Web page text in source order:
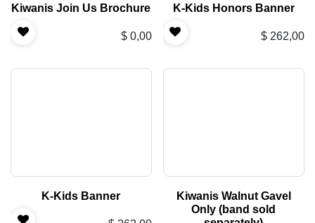
Kiwanis Join Us Brochure
$ 0,00
K-Kids Honors Banner
$ 262,00
K-Kids Banner
Kiwanis Walnut Gavel
Only (band sold